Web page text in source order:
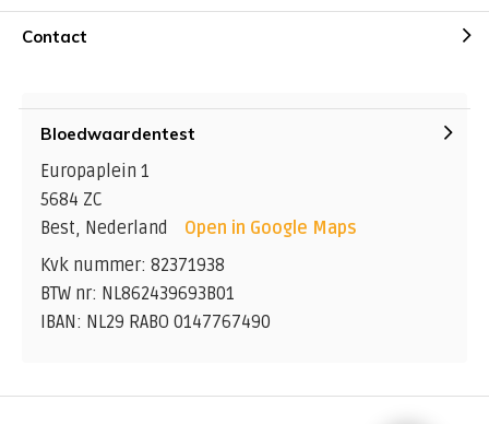
Contact
Bloedwaardentest
Europaplein 1
5684 ZC
Best, Nederland
Open in Google Maps
Kvk nummer: 82371938
BTW nr: NL862439693B01
IBAN: NL29 RABO 0147767490